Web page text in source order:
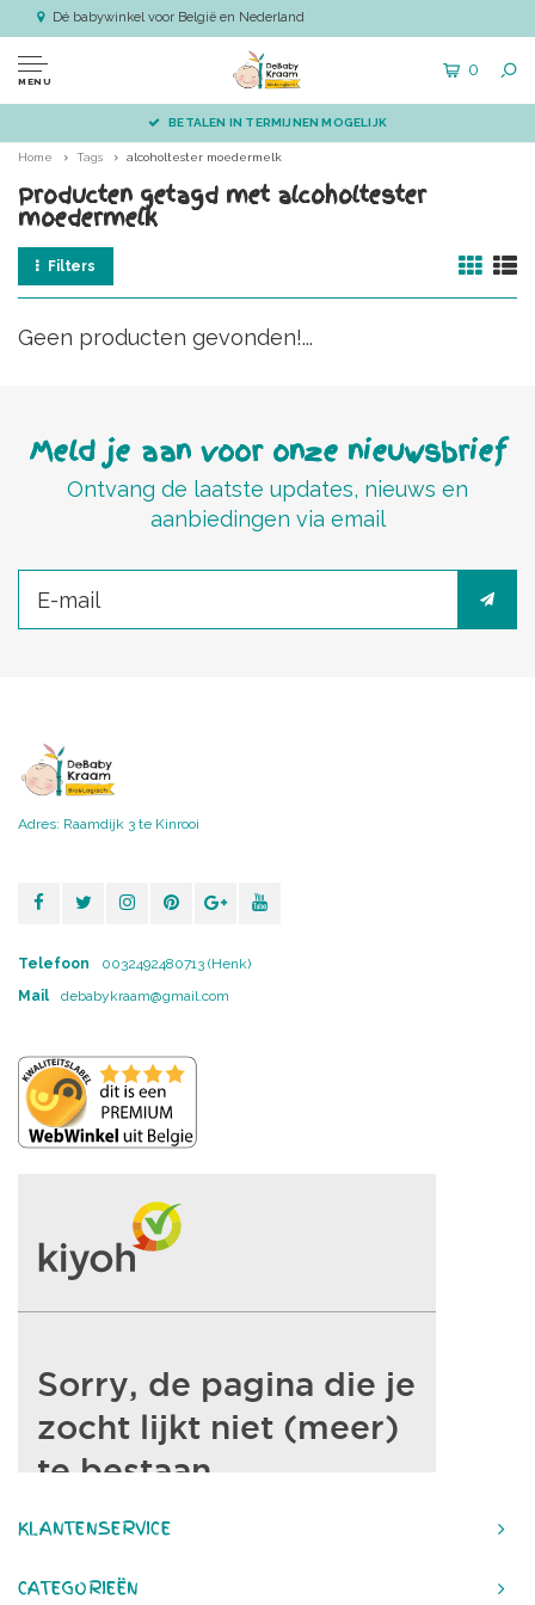
Dé babywinkel voor België en Nederland
MENU
0
BETALEN IN TERMIJNEN MOGELIJK
Home Tags alcoholtester moedermelk
Producten getagd met alcoholtester
moedermelk
Filters
Geen producten gevonden!...
Meld je aan voor onze nieuwsbrief
Ontvang de laatste updates, nieuws en
aanbiedingen via email
Adres: Raamdijk 3 te Kinrooi
Telefoon
0032492480713 (Henk)
Mail
debabykraam@gmail.com
KLANTENSERVICE
CATEGORIEËN